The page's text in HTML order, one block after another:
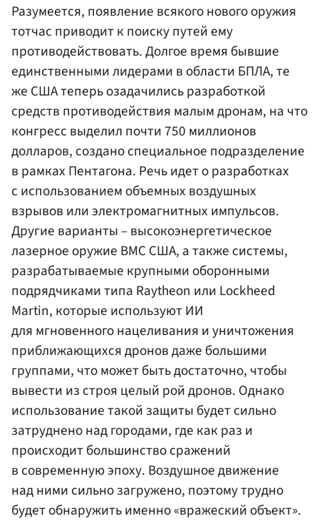
Разумеется, появление всякого нового оружия
тотчас приводит к поиску путей ему
противодействовать. Долгое время бывшие
единственными лидерами в области БПЛА, те
же США теперь озадачились разработкой
средств противодействия малым дронам, на что
конгресс выделил почти 750 миллионов
долларов, создано специальное подразделение
в рамках Пентагона. Речь идет о разработках
с использованием объемных воздушных
взрывов или электромагнитных импульсов.
Другие варианты – высокоэнергетическое
лазерное оружие ВМС США, а также системы,
разрабатываемые крупными оборонными
подрядчиками типа Raytheon или Lockheed
Martin, которые используют ИИ
для мгновенного нацеливания и уничтожения
приближающихся дронов даже большими
группами, что может быть достаточно, чтобы
вывести из строя целый рой дронов. Однако
использование такой защиты будет сильно
затруднено над городами, где как раз и
происходит большинство сражений
в современную эпоху. Воздушное движение
над ними сильно загружено, поэтому трудно
будет обнаружить именно «вражеский объект».